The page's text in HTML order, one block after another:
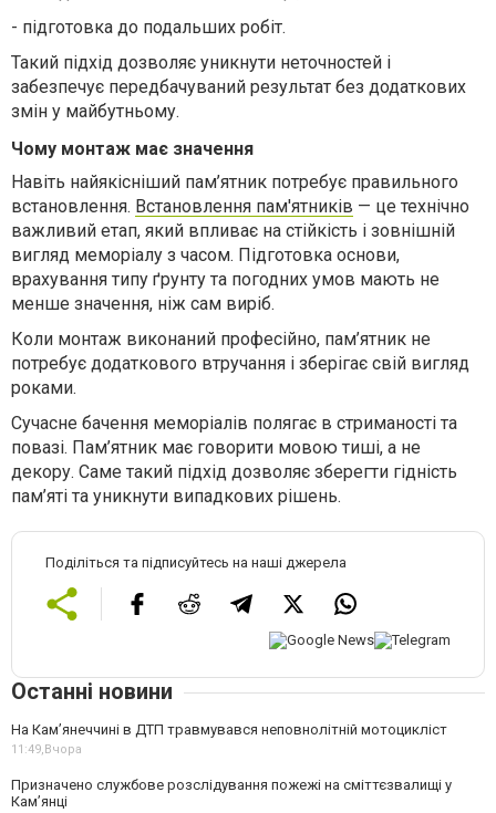
- підготовка до подальших робіт.
Такий підхід дозволяє уникнути неточностей і
забезпечує передбачуваний результат без додаткових
змін у майбутньому.
Чому монтаж має значення
Навіть найякісніший пам’ятник потребує правильного
встановлення. Встановлення пам'ятників — це технічно
важливий етап, який впливає на стійкість і зовнішній
вигляд меморіалу з часом. Підготовка основи,
врахування типу ґрунту та погодних умов мають не
менше значення, ніж сам виріб.
Коли монтаж виконаний професійно, пам’ятник не
потребує додаткового втручання і зберігає свій вигляд
роками.
Сучасне бачення меморіалів полягає в стриманості та
повазі. Пам’ятник має говорити мовою тиші, а не
декору. Саме такий підхід дозволяє зберегти гідність
пам’яті та уникнути випадкових рішень.
Поділіться та підписуйтесь на наші джерела
Останні новини
На Кам’янеччині в ДТП травмувався неповнолітній мотоцикліст
11:49, Вчора
Призначено службове розслідування пожежі на сміттєзвалищі у
Кам’янці